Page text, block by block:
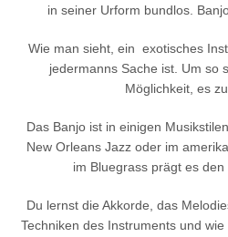
in seiner Urform bundlos.
Wie man sieht, ein exotisches
jedermanns Sache ist. Um so
Möglichkeit, es
Das Banjo ist in einigen
New Orleans Jazz oder im
im Bluegrass prägt es den
Du lernst die Akkorde, das
Techniken des Instruments und